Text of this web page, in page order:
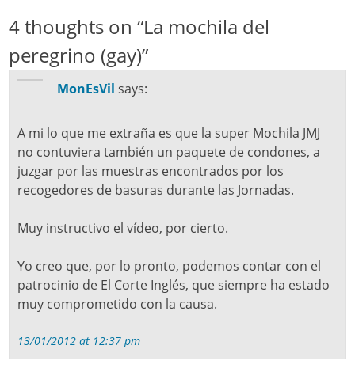
4 thoughts on “La mochila del
peregrino (gay)”
MonEsVil says:
A mi lo que me extraña es que la super Mochila JMJ
no contuviera también un paquete de condones, a
juzgar por las muestras encontrados por los
recogedores de basuras durante las Jornadas.
Muy instructivo el vídeo, por cierto.
Yo creo que, por lo pronto, podemos contar con el
patrocinio de El Corte Inglés, que siempre ha estado
muy comprometido con la causa.
13/01/2012 at 12:37 pm